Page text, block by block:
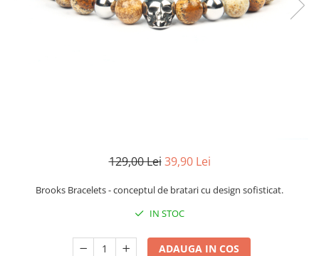
129,00 Lei 39,90 Lei
Brooks Bracelets - conceptul de bratari cu design sofisticat.
IN STOC
ADAUGA IN COS